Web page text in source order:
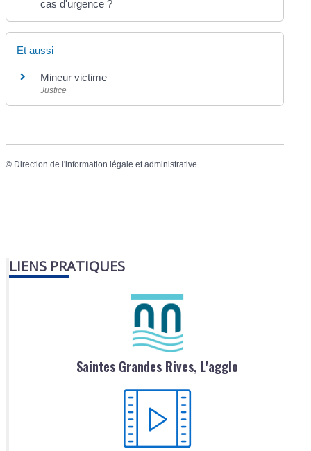
cas d'urgence ?
Et aussi
Mineur victime
Justice
© Direction de l'information légale et administrative
LIENS PRATIQUES
Saintes Grandes Rives, L'agglo